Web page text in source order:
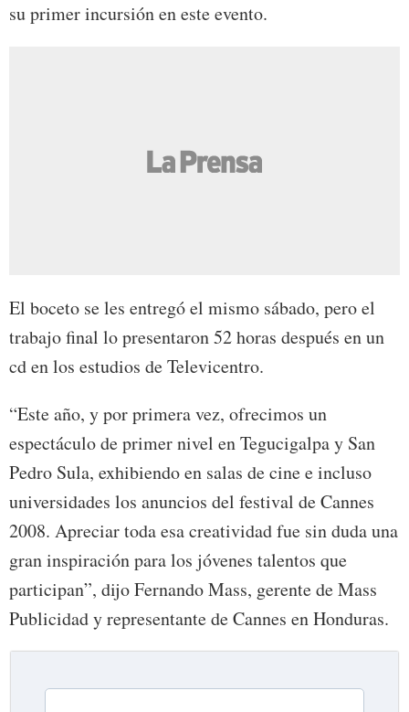
su primer incursión en este evento.
El boceto se les entregó el mismo sábado, pero el
trabajo final lo presentaron 52 horas después en un
cd en los estudios de Televicentro.
“Este año, y por primera vez, ofrecimos un
espectáculo de primer nivel en Tegucigalpa y San
Pedro Sula, exhibiendo en salas de cine e incluso
universidades los anuncios del festival de Cannes
2008. Apreciar toda esa creatividad fue sin duda una
gran inspiración para los jóvenes talentos que
participan”, dijo Fernando Mass, gerente de Mass
Publicidad y representante de Cannes en Honduras.